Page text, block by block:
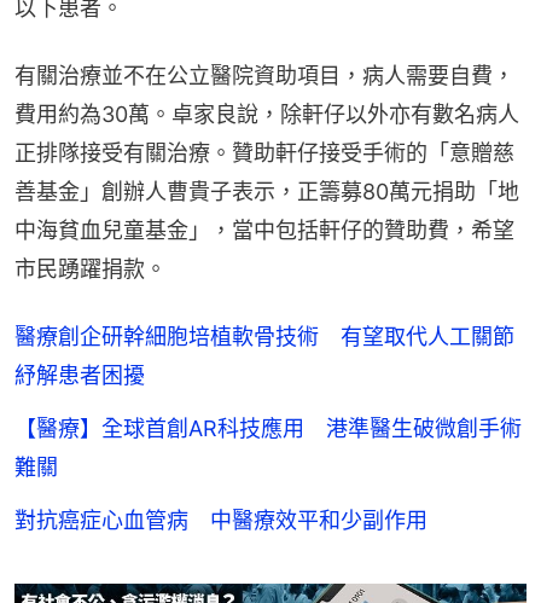
以下患者。
有關治療並不在公立醫院資助項目，病人需要自費，
費用約為30萬。卓家良說，除軒仔以外亦有數名病人
正排隊接受有關治療。贊助軒仔接受手術的「意贈慈
善基金」創辦人曹貴子表示，正籌募80萬元捐助「地
中海貧血兒童基金」，當中包括軒仔的贊助費，希望
市民踴躍捐款。
醫療創企研幹細胞培植軟骨技術 有望取代人工關節
紓解患者困擾
【醫療】全球首創AR科技應用 港準醫生破微創手術
難關
對抗癌症心血管病 中醫療效平和少副作用